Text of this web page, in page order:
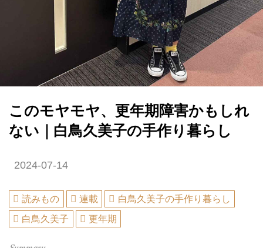
このモヤモヤ、更年期障害かもしれ
ない｜白鳥久美子の手作り暮らし
2024-07-14
読みもの 連載
白鳥久美子の手作り暮らし
白鳥久美子
更年期